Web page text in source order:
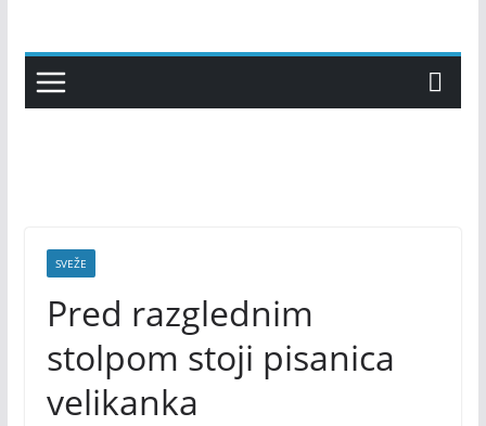
content
SVEŽE
Pred razglednim
stolpom stoji pisanica
velikanka